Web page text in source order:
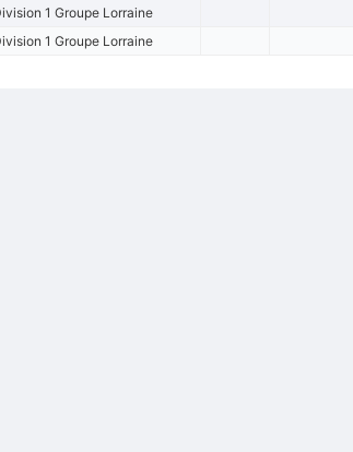
1 Groupe Lorraine
1 Groupe Lorraine